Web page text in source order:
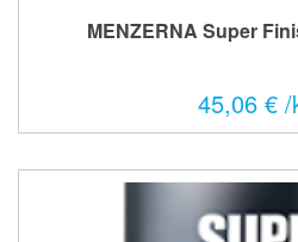
MENZERNA Super
45,06 € /